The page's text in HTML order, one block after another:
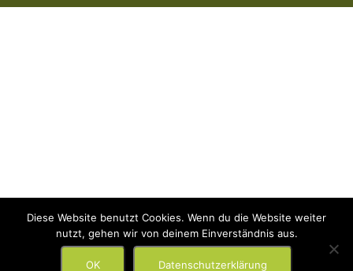
Diese Website benutzt Cookies. Wenn du die Website weiter
nutzt, gehen wir von deinem Einverständnis aus.
OK Datenschutzerklärung